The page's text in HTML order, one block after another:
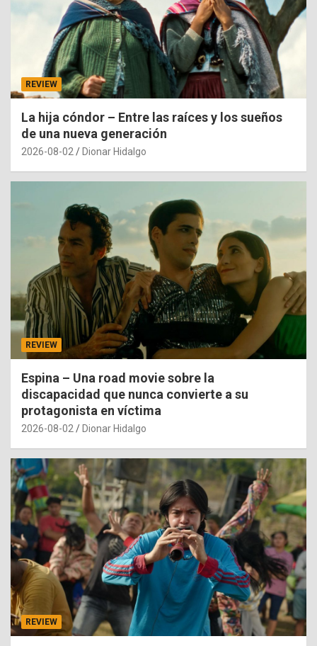
REVIEW
La hija cóndor – Entre las raíces y los sueños
de una nueva generación
2026-08-02 Dionar Hidalgo
REVIEW
Espina – Una road movie sobre la
discapacidad que nunca convierte a su
protagonista en víctima
2026-08-02 Dionar Hidalgo
REVIEW